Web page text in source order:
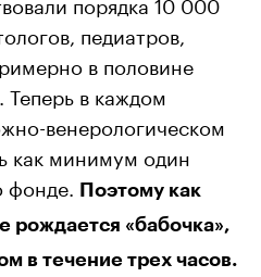
педиатров,
в половине
Теперь в каждом
венерологическом
как минимум один
фонде.
Поэтому как
рождается «бабочка»,
в течение трех часов.